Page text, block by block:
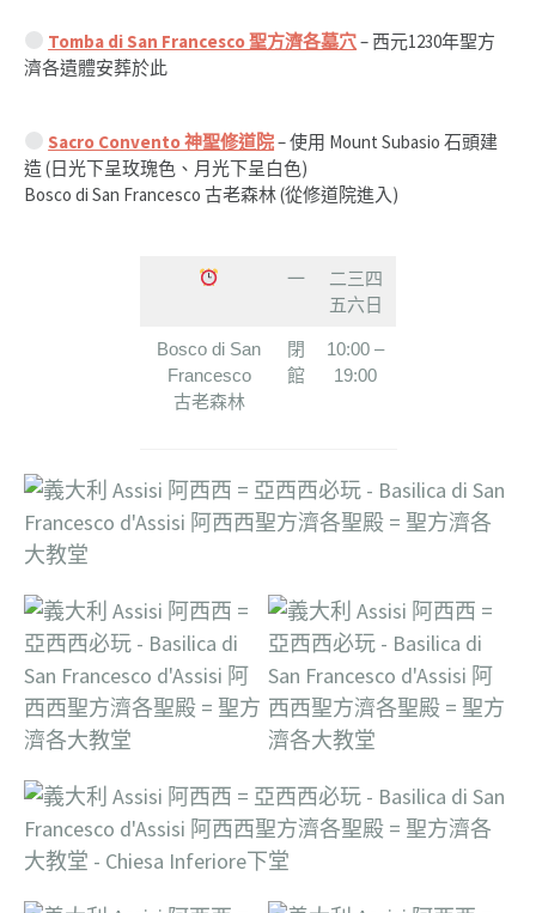
Tomba di San Francesco 聖方濟各墓穴– 西元1230年聖方
濟各遺體安葬於此
Sacro Convento 神聖修道院– 使用 Mount Subasio 石頭建
造 (日光下呈玫瑰色、月光下呈白色)
Bosco di San Francesco 古老森林 (從修道院進入)
一
二三四
五六日
Bosco di San
Francesco
古老森林
閉
館
10:00 –
19:00